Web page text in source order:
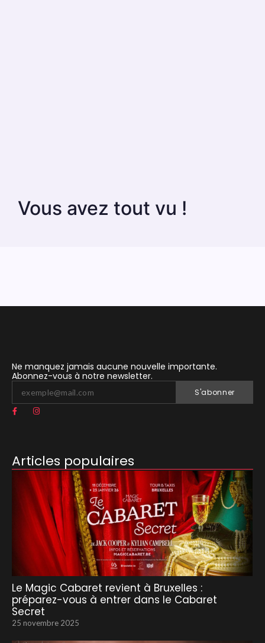
Vous avez tout vu !
Ne manquez jamais aucune nouvelle importante.
Abonnez-vous à notre newsletter.
S'abonner
Articles populaires
Le Magic Cabaret revient à Bruxelles :
préparez-vous à entrer dans le Cabaret
Secret
25 novembre 2025